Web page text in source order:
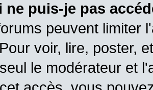
ne puis-je pas
peuvent limiter
voir, lire, poster,
le modérateur et